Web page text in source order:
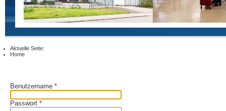
Aktuelle Seite:
Home
Benutzername *
Passwort *